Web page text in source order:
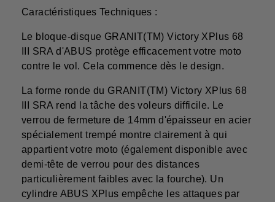
Caractéristiques Techniques :
Le bloque-disque GRANIT(TM) Victory XPlus 68
III SRA d'ABUS protège efficacement votre moto
contre le vol. Cela commence dès le design.
La forme ronde du GRANIT(TM) Victory XPlus 68
III SRA rend la tâche des voleurs difficile. Le
verrou de fermeture de 14mm d'épaisseur en acier
spécialement trempé montre clairement à qui
appartient votre moto (également disponible avec
demi-tête de verrou pour des distances
particulièrement faibles avec la fourche). Un
cylindre ABUS XPlus empêche les attaques par